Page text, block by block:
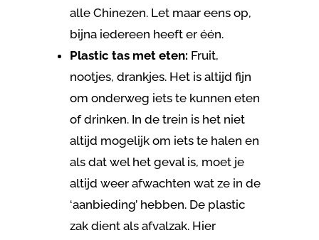
alle Chinezen. Let maar eens op,
bijna iedereen heeft er één.
Plastic tas met eten: Fruit,
nootjes, drankjes. Het is altijd fijn
om onderweg iets te kunnen eten
of drinken. In de trein is het niet
altijd mogelijk om iets te halen en
als dat wel het geval is, moet je
altijd weer afwachten wat ze in de
‘aanbieding’ hebben. De plastic
zak dient als afvalzak. Hier